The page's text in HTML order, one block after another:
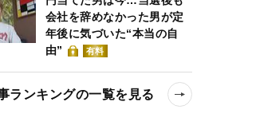
会社を辞めなかった男が定
年後に気づいた“本当の自
由”
有料
ランキングの一覧を見る